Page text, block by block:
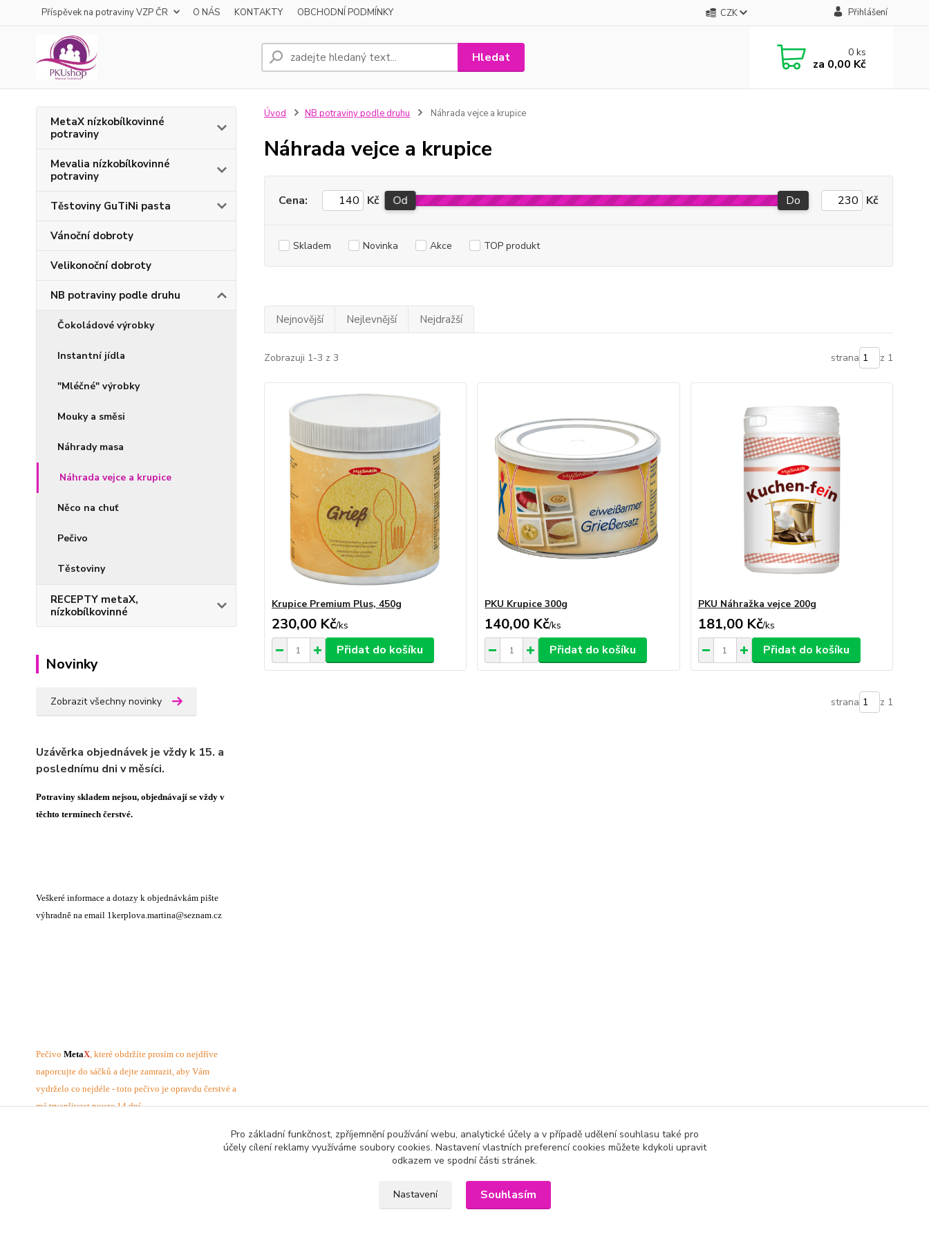
Příspěvek na potraviny VZP ČR O NÁS KONTAKTY OBCHODNÍ PODMÍNKY CZK Přihlášení
Hledat 0ks
za 0,00 Kč
MetaX nízkobílkovinné
potraviny
Mevalia nízkobílkovinné
potraviny
Těstoviny GuTiNi pasta
Vánoční dobroty
Velikonoční dobroty
NB potraviny podle druhu
Čokoládové výrobky
Instantní jídla
"Mléčné" výrobky
Mouky a směsi
Náhrady masa
Náhrada vejce a krupice
Něco na chuť
Pečivo
Těstoviny
RECEPTY metaX,
nízkobílkovinné
Novinky
Zobrazit všechny novinky
Uzávěrka objednávek je vždy k 15. a
poslednímu dni v měsíci.
Potraviny skladem nejsou, objednávají se vždy v
těchto termínech čerstvé.
Veškeré informace a dotazy k objednávkám pište
výhradně na email 1kerplova.martina@seznam.cz
Pečivo MetaX, které obdržíte prosím co nejdříve
naporcujte do sáčků a dejte zamrazit, aby Vám
vydrželo co nejdéle - toto pečivo je opravdu čerstvé a
má trvanlivost pouze 14 dní.
Úvod NB potraviny podle druhu Náhrada vejce a krupice
Náhrada vejce a krupice
Cena: Kč Od Do Kč
Skladem Novinka Akce TOP produkt
Nejnovější Nejlevnější Nejdražší
Zobrazuji 1-3 z 3 strana z 1
Krupice Premium Plus, 450g
230,00 Kč/ks
Přidat do košíku
PKU Krupice 300g
140,00 Kč/ks
Přidat do košíku
PKU Náhražka vejce 200g
181,00 Kč/ks
Přidat do košíku
strana z 1
Pro základní funkčnost, zpříjemnění používání webu, analytické účely a v případě udělení souhlasu také pro
účely cílení reklamy využíváme soubory cookies. Nastavení vlastních preferencí cookies můžete kdykoli upravit
odkazem ve spodní části stránek.
Nastavení Souhlasím